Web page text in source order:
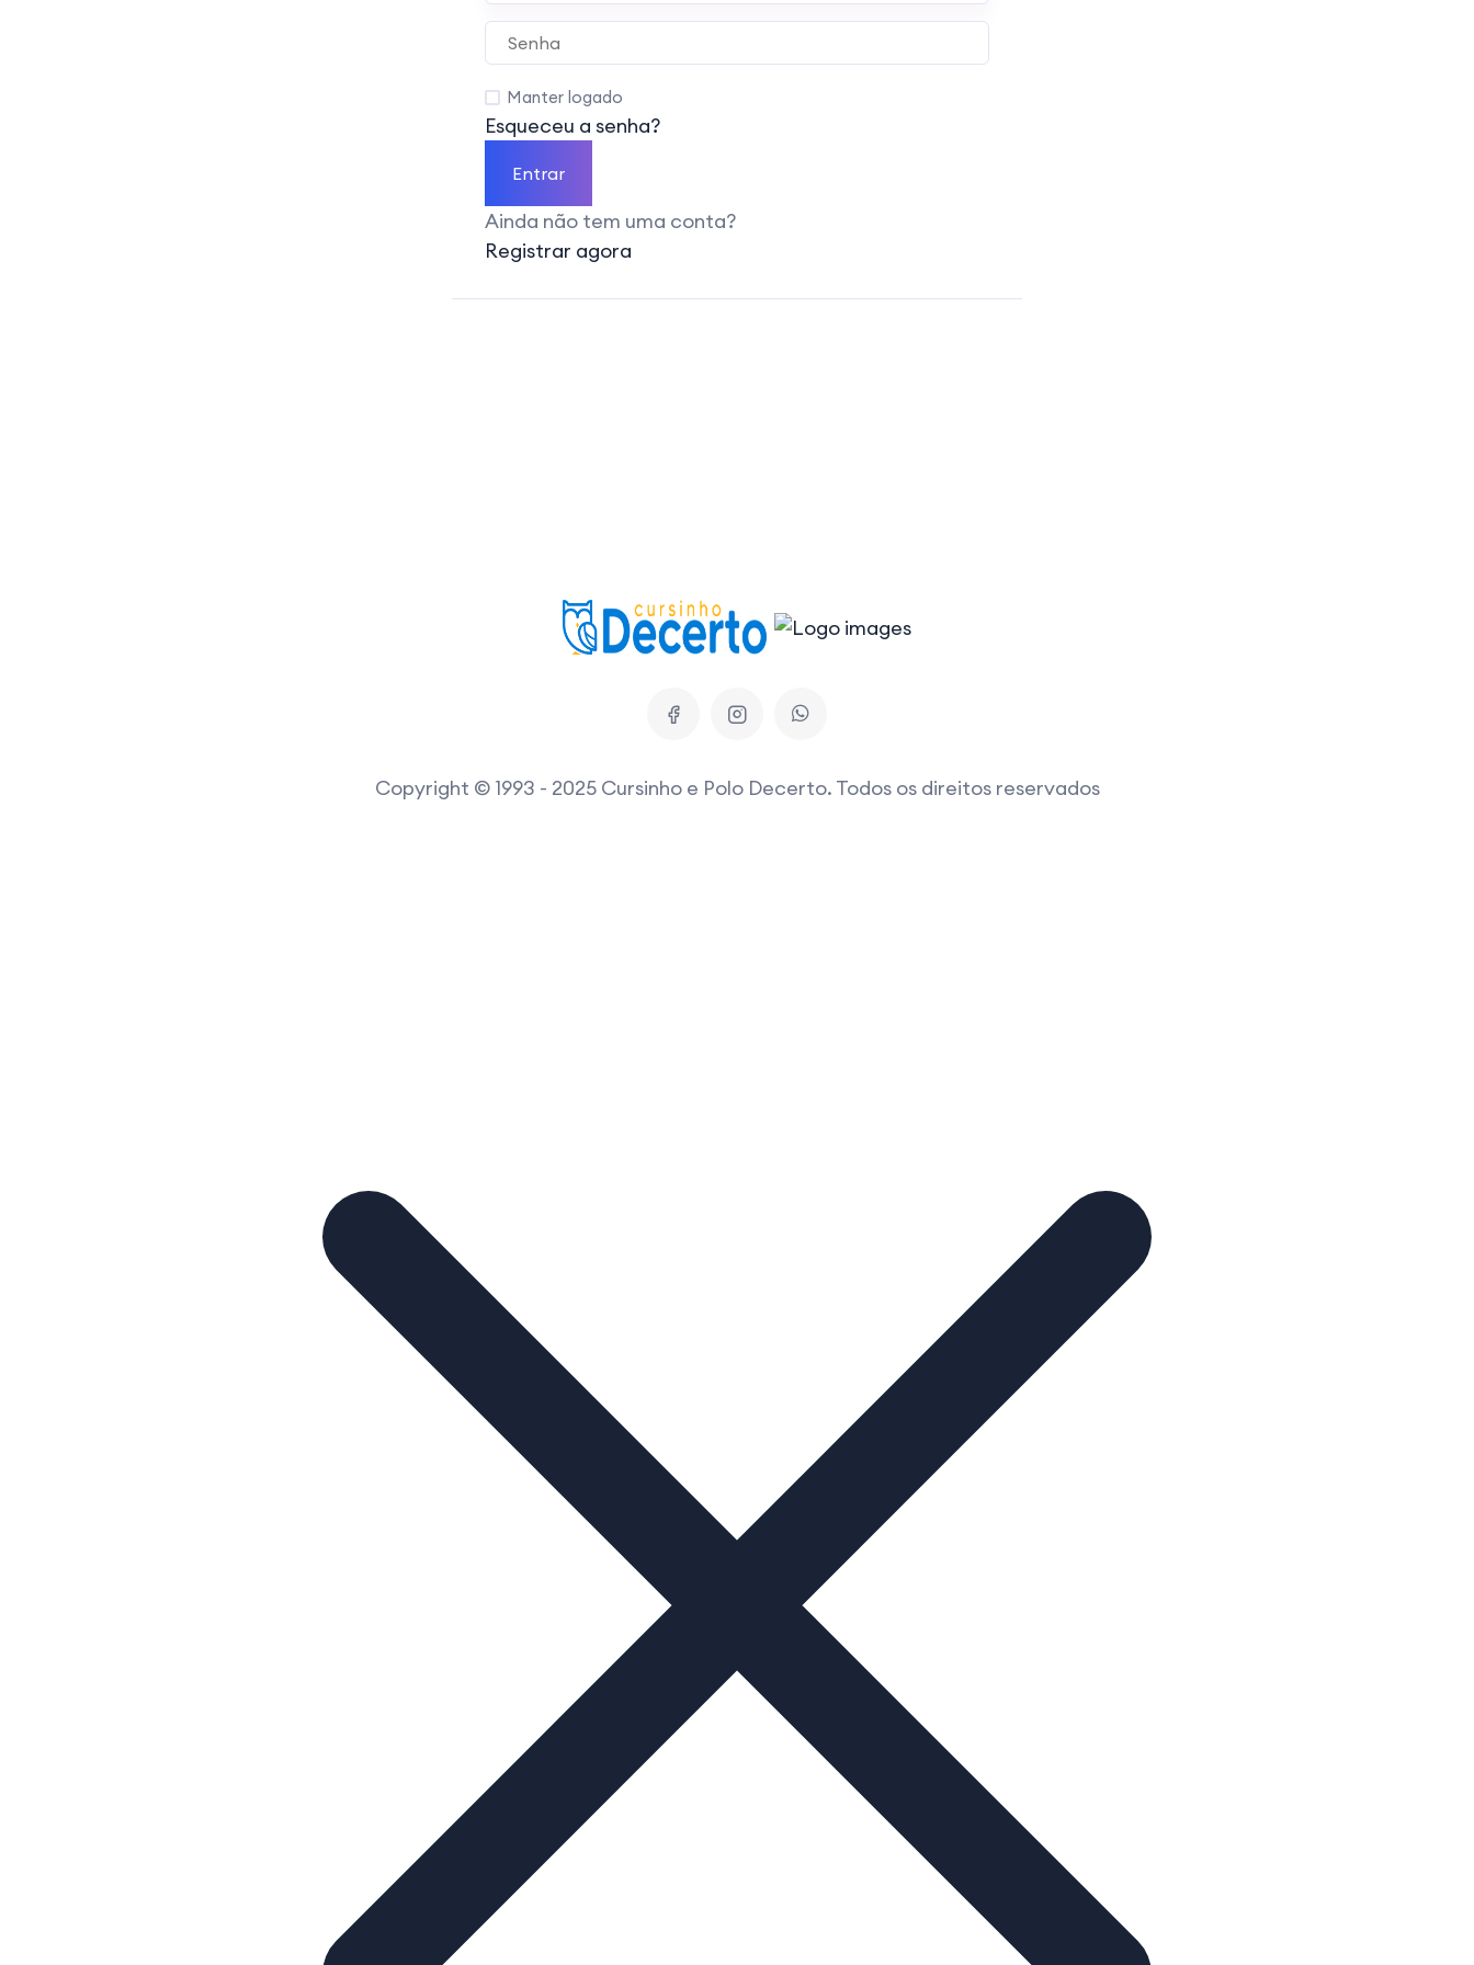
Manter logado
Esqueceu a senha?
Entrar
Ainda não tem uma conta?
Registrar agora
Copyright © 1993 - 2025 Cursinho e Polo Decerto. Todos os direitos reservados